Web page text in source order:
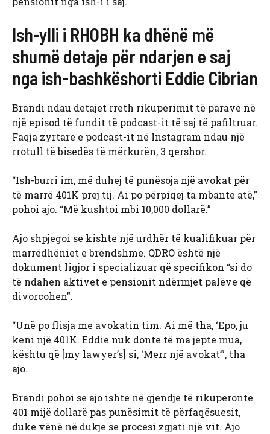
Ish-ylli i RHOBH ka dhënë më
shumë detaje për ndarjen e saj
nga ish-bashkëshorti Eddie Cibrian
Brandi ndau detajet rreth rikuperimit të parave në
një episod të fundit të podcast-it të saj të pafiltruar.
Faqja zyrtare e podcast-it në Instagram ndau një
rrotull të bisedës të mërkurën, 3 qershor.
“Ish-burri im, më duhej të punësoja një avokat për
të marrë 401K prej tij. Ai po përpiqej ta mbante atë,”
pohoi ajo. “Më kushtoi mbi 10,000 dollarë.”
Ajo shpjegoi se kishte një urdhër të kualifikuar për
marrëdhëniet e brendshme. QDRO është një
dokument ligjor i specializuar që specifikon “si do
të ndahen aktivet e pensionit ndërmjet palëve që
divorcohen”.
“Unë po flisja me avokatin tim. Ai më tha, ‘Epo, ju
keni një 401K. Eddie nuk donte të ma jepte mua,
kështu që [my lawyer’s] si, ‘Merr një avokat’”, tha
ajo.
Brandi pohoi se ajo ishte në gjendje të rikuperonte
401 mijë dollarë pas punësimit të përfaqësuesit,
duke vënë në dukje se procesi zgjati një vit. Ajo